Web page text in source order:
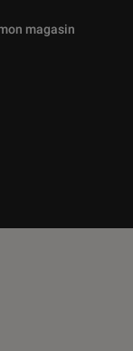
proposées
magasin